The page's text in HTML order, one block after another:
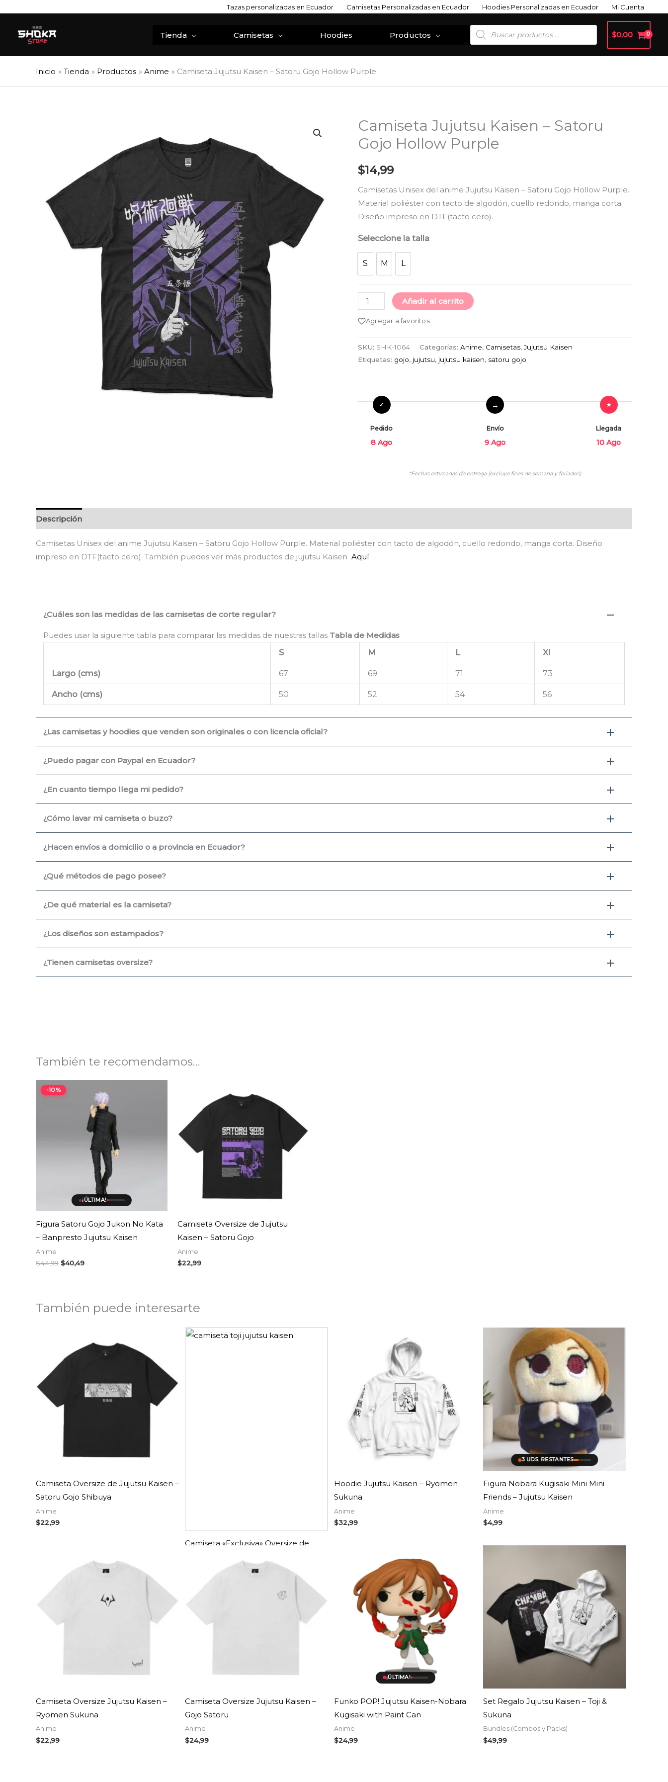
contenido
Tazas personalizadas en Ecuador Camisetas Personalizadas en Ecuador Hoodies Personalizadas en Ecuador Mi Cuenta
Tienda Camisetas Hoodies Productos
Búsqueda
De
Productos
$0,00
Inicio Tienda Productos Anime Camiseta Jujutsu Kaisen – Satoru Gojo Hollow Purple
Camiseta Jujutsu Kaisen – Satoru
Gojo Hollow Purple
$14,99
Camisetas Unisex del anime Jujutsu Kaisen – Satoru Gojo Hollow Purple.
Material poliéster con tacto de algodón, cuello redondo, manga corta.
Diseño impreso en DTF(tacto cero).
Seleccione la talla
S M L
Camiseta
Jujutsu
Kaisen
-
Satoru
Gojo
Hollow
Purple
Añadir al carrito
Agregar a favoritos
SKU: SHK-1064 Categorías: Anime, Camisetas,Jujutsu Kaisen
Etiquetas: gojo, jujutsu, jujutsu kaisen, satoru gojo
Pedido
8 Ago
Envío
9 Ago
Llegada
10 Ago
*Fechas estimadas de entrega (excluye fines de semana y feriados)
Descripción
Camisetas Unisex del anime Jujutsu Kaisen – Satoru Gojo Hollow Purple. Material poliéster con tacto de algodón, cuello redondo, manga corta. Diseño
impreso en DTF(tacto cero). También puedes ver más productos de jujutsu Kaisen Aquí
¿Cuáles son las medidas de las camisetas de corte regular?
Puedes usar la siguiente tabla para comparar las medidas de nuestras tallas Tabla de Medidas
S
M L Xl
Largo (cms) 67 69 71 73
Ancho (cms) 50 52 54 56
¿Las camisetas y hoodies que venden son originales o con licencia oficial?
¿Puedo pagar con Paypal en Ecuador?
¿En cuanto tiempo llega mi pedido?
¿Cómo lavar mi camiseta o buzo?
¿Hacen envíos a domicilio o a provincia en Ecuador?
¿Qué métodos de pago posee?
¿De qué material es la camiseta?
¿Los diseños son estampados?
¿Tienen camisetas oversize?
También te recomendamos…
-10%
¡ÚLTIMA!
Figura Satoru Gojo Jukon No Kata
– Banpresto Jujutsu Kaisen
Anime
$44,99
El
precio
$40,49
precio
actual
es:
$40,49.
Camiseta Oversize de Jujutsu
Kaisen – Satoru Gojo
Anime
$22,99
También puede interesarte
Camiseta Oversize de Jujutsu Kaisen –
Satoru Gojo Shibuya
Anime
$22,99
Camiseta «Exclusiva» Oversize de
23,99
Hoodie Jujutsu Kaisen – Ryomen
Sukuna
Anime
$32,99
3 UDS. RESTANTES
Figura Nobara Kugisaki Mini Mini
Friends – Jujutsu Kaisen
Anime
$4,99
Camiseta Oversize Jujutsu Kaisen –
Ryomen Sukuna
Anime
$22,99
Camiseta Oversize Jujutsu Kaisen –
Gojo Satoru
Anime
$24,99
¡ÚLTIMA!
Funko POP! Jujutsu Kaisen-Nobara
Kugisaki with Paint Can
Anime
$24,99
Set Regalo Jujutsu Kaisen – Toji &
Sukuna
Bundles (Combos y Packs)
$49,99